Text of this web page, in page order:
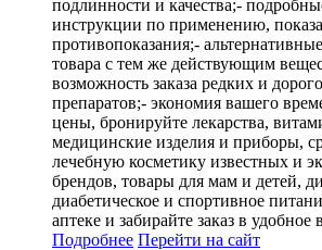
подлинности и качества;-
инструкции по применению,
противопоказания;-
товара с тем же действующим
возможность заказа редких и
препаратов;- экономия вашего
цены, бронируйте лекарства,
медицинские изделия и приборы,
лечебную косметику известных и
брендов, товары для мам и детей,
диабетическое и спортивное
аптеке и забирайте заказ в удобное
Подробнее Перейти на сайт